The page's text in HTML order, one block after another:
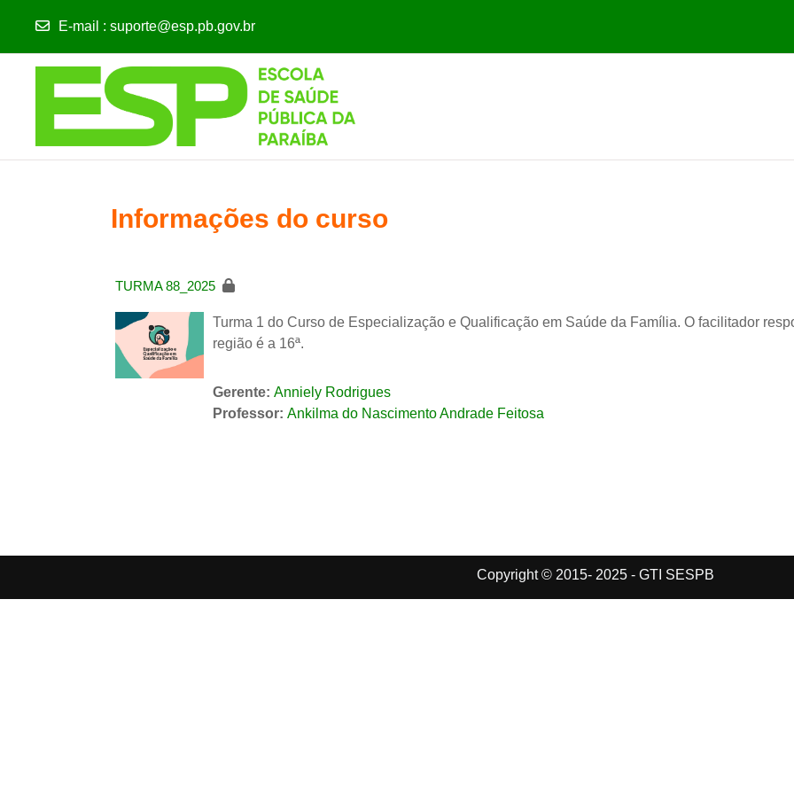
E-mail : suporte@esp.pb.gov.br
Informações do curso
TURMA 88_2025
Turma 1 do Curso de Especialização e Qualificação em Saúde da Família. O facilitador
região é a 16ª.
Gerente: Anniely Rodrigues
Professor: Ankilma do Nascimento Andrade Feitosa
Copyright © 2015- 2025 - GTI SESPB